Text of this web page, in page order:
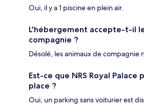
Oui, il y a 1 piscine en plein air.
L'hébergement accepte-t-il
compagnie ?
Désolé, les animaux de compagnie
Est-ce que NRS Royal Palace
place ?
Oui, un parking sans voiturier est